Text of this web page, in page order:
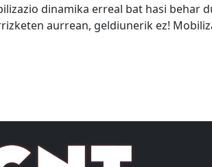
dinamika erreal bat hasi behar
aurrean, geldiunerik ez!